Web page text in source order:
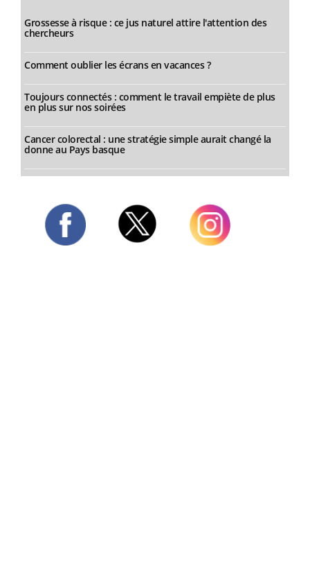
Grossesse à risque : ce jus naturel attire l'attention des
chercheurs
Comment oublier les écrans en vacances ?
Toujours connectés : comment le travail empiète de plus
en plus sur nos soirées
Cancer colorectal : une stratégie simple aurait changé la
donne au Pays basque